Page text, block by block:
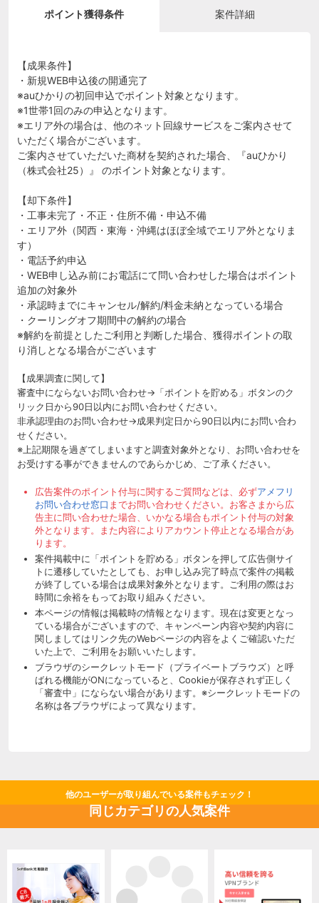
ポイント獲得条件 案件詳細
【成果条件】
・新規WEB申込後の開通完了
※auひかりの初回申込でポイント対象となります。
※1世帯1回のみの申込となります。
※エリア外の場合は、他のネット回線サービスをご案内させて
いただく場合がございます。
ご案内させていただいた商材を契約された場合、『auひかり
（株式会社25）』 のポイント対象となります。
【却下条件】
・工事未完了・不正・住所不備・申込不備
・エリア外（関西・東海・沖縄はほぼ全域でエリア外となりま
す）
・電話予約申込
・WEB申し込み前にお電話にて問い合わせした場合はポイント
追加の対象外
・承認時までにキャンセル/解約/料金未納となっている場合
・クーリングオフ期間中の解約の場合
※解約を前提としたご利用と判断した場合、獲得ポイントの取
り消しとなる場合がございます
【成果調査に関して】
審査中にならないお問い合わせ→「ポイントを貯める」ボタンのク
リック日から90日以内にお問い合わせください。
非承認理由のお問い合わせ→成果判定日から90日以内にお問い合わ
せください。
※上記期限を過ぎてしまいますと調査対象外となり、お問い合わせを
お受けする事ができませんのであらかじめ、ご了承ください。
広告案件のポイント付与に関するご質問などは、必ずアメフリ
お問い合わせ窓口 までお問い合わせください。お客さまから広
告主に問い合わせた場合、いかなる場合もポイント付与の対象
外となります。また内容によりアカウント停止となる場合があ
ります。
案件掲載中に「ポイントを貯める」ボタンを押して広告側サイ
トに遷移していたとしても、お申し込み完了時点で案件の掲載
が終了している場合は成果対象外となります。ご利用の際はお
時間に余裕をもってお取り組みください。
本ページの情報は掲載時の情報となります。現在は変更となっ
ている場合がございますので、キャンペーン内容や契約内容に
関しましてはリンク先のWebページの内容をよくご確認いただ
いた上で、ご利用をお願いいたします。
ブラウザのシークレットモード（プライベートブラウズ）と呼
ばれる機能がONになっていると、Cookieが保存されず正しく
「審査中」にならない場合があります。※シークレットモードの
名称は各ブラウザによって異なります。
他のユーザーが取り組んでいる案件もチェック！
同じカテゴリの人気案件